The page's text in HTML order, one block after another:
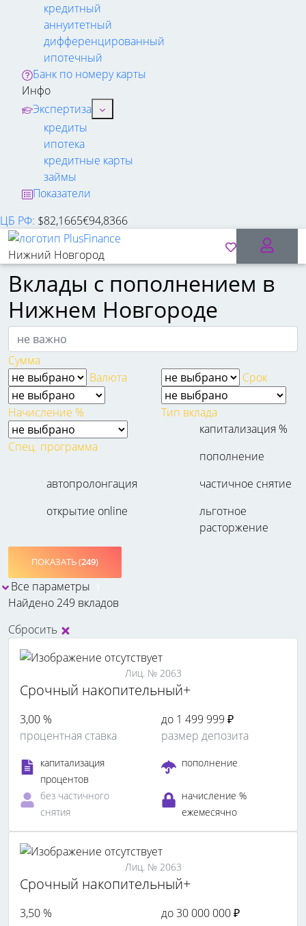
кредитный
аннуитетный
дифференцированный
ипотечный
Банк по номеру карты
Инфо
Экспертиза
кредиты
ипотека
кредитные карты
займы
Показатели
ЦБ РФ: $82,1665€94,8366
Нижний Новгород
Вклады с пополнением в
Нижнем Новгороде
Сумма
Валюта
Срок
Начисление % Тип вклада
Спец. программа
капитализация %
пополнение
автопролонгация
открытие online
частичное снятие
льготное
расторжение
ПОКАЗАТЬ (249)
Все параметры
Найдено 249 вкладов
Сбросить
Лиц. № 2063
Срочный накопительный+
3,00 %
процентная ставка
до 1 499 999 ₽
размер депозита
капитализация
процентов
пополнение
без частичного
снятия
начисление %
ежемесячно
Лиц. № 2063
Срочный накопительный+
3,50 %
до 30 000 000 ₽